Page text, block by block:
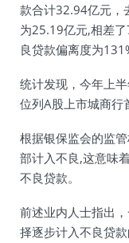
款合计32.94亿元，
为25.19亿元,相差
良贷款偏离度为
统计发现，今年上
位列A股上市城商行
根据银保监会的监
部计入不良,这意味
不良贷款。
前述业内人士指出
择逐步计入不良贷